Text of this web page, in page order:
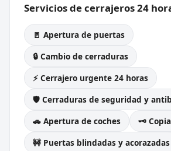
Servicios de cerrajeros 24
🚪 Apertura de puertas
🔒 Cambio de cerraduras
⚡ Cerrajero urgente 24 horas
🛡️ Cerraduras de seguridad y
🚗 Apertura de coches
🗝️
🚧 Puertas blindadas y acorazadas